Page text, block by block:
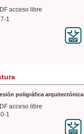
acceso libre
1
poligráfica arquitectónica
acceso libre
1